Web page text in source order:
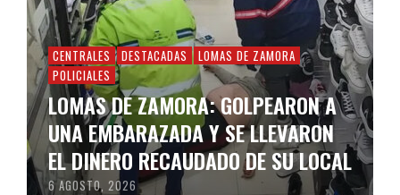
CENTRALES DESTACADAS
LOMAS DE ZAMORA
POLICIALES
LOMAS DE ZAMORA: GOLPEARON A
UNA EMBARAZADA Y SE LLEVARON
EL DINERO RECAUDADO DE SU LOCAL
6 AGOSTO, 2026